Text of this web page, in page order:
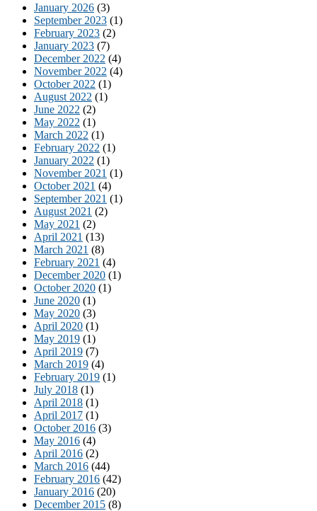
January 2026 (3)
September 2023 (1)
February 2023 (2)
January 2023 (7)
December 2022 (4)
November 2022 (4)
October 2022 (1)
August 2022 (1)
June 2022 (2)
May 2022 (1)
March 2022 (1)
February 2022 (1)
January 2022 (1)
November 2021 (1)
October 2021 (4)
September 2021 (1)
August 2021 (2)
May 2021 (2)
April 2021 (13)
March 2021 (8)
February 2021 (4)
December 2020 (1)
October 2020 (1)
June 2020 (1)
May 2020 (3)
April 2020 (1)
May 2019 (1)
April 2019 (7)
March 2019 (4)
February 2019 (1)
July 2018 (1)
April 2018 (1)
April 2017 (1)
October 2016 (3)
May 2016 (4)
April 2016 (2)
March 2016 (44)
February 2016 (42)
January 2016 (20)
December 2015 (8)